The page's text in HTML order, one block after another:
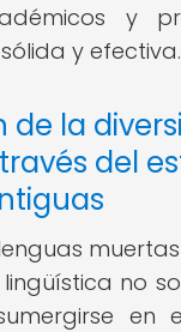
y
y efectiva.
de la
del
no
en